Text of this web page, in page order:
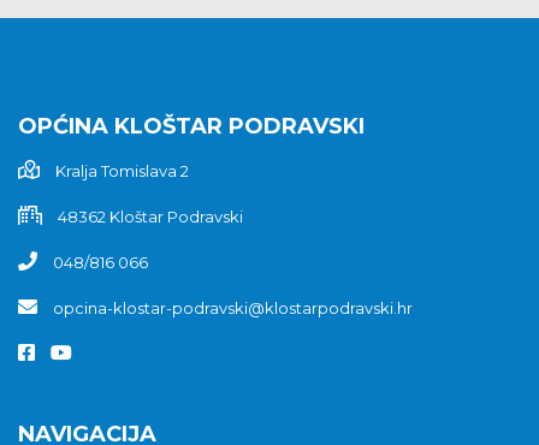
OPĆINA KLOŠTAR PODRAVSKI
Kralja Tomislava 2
48362 Kloštar Podravski
048/816 066
opcina-klostar-podravski@klostarpodravski.hr
NAVIGACIJA